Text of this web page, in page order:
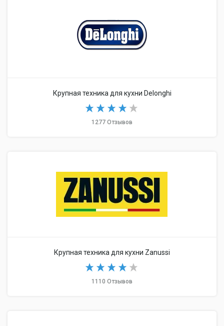
Крупная техника для кухни Delonghi
1277 Отзывов
Крупная техника для кухни Zanussi
1110 Отзывов